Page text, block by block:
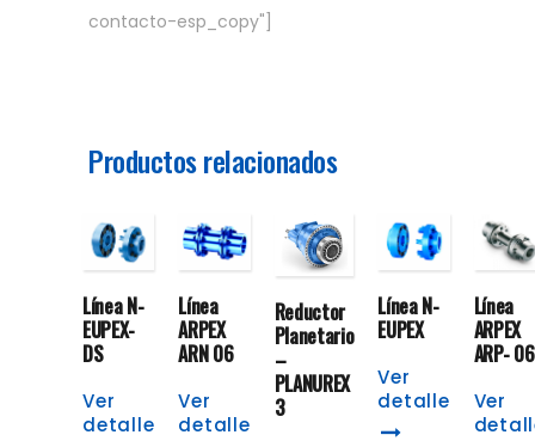
contacto-esp_copy"]
Productos relacionados
Línea N-
EUPEX-
DS
Ver
detalle
Línea
ARPEX
ARN 06
Ver
detalle
Reductor
Planetario
–
PLANUREX
3
Línea N-
EUPEX
Ver
detalle
Línea
ARPEX
ARP- 06
Ver